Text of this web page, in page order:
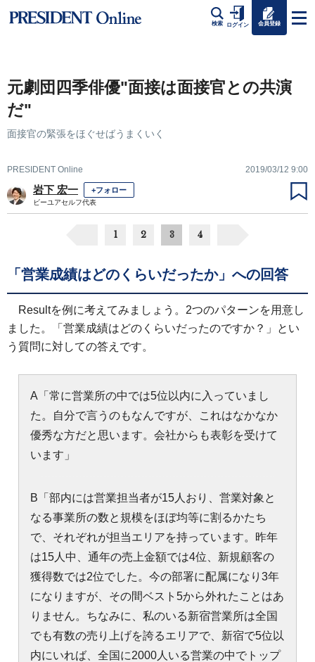
検索 ログイン 会員登録
元劇団四季俳優"面接は面接官との共演
だ"
面接官の緊張をほぐせばうまくいく
PRESIDENT Online 2019/03/12 9:00
岩下 宏一 +フォロー
ビーユアセルフ代表
1 2 3 4
「営業成績はどのくらいだったか」への回答
Resultを例に考えてみましょう。2つのパターンを用意し
ました。「営業成績はどのくらいだったのですか？」とい
う質問に対しての答えです。
A「常に営業所の中では5位以内に入っていまし
た。自分で言うのもなんですが、これはなかなか
優秀な方だと思います。会社からも表彰を受けて
います」
B「部内には営業担当者が15人おり、営業対象と
なる事業所の数と規模をほぼ均等に割るかたち
で、それぞれが担当エリアを持っています。昨年
は15人中、通年の売上金額では4位、新規顧客の
獲得数では2位でした。今の部署に配属になり3年
になりますが、その間ベスト5から外れたことはあ
りません。ちなみに、私のいる新宿営業所は全国
でも有数の売り上げを誇るエリアで、新宿で5位以
内にいれば、全国に2000人いる営業の中でトップ